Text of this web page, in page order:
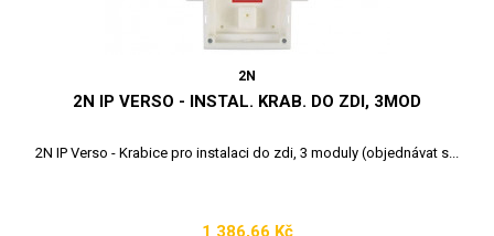
2N
2N IP VERSO - INSTAL. KRAB. DO ZDI, 3MOD
2N IP Verso - Krabice pro instalaci do zdi, 3 moduly (objednávat s...
1 386,66 Kč